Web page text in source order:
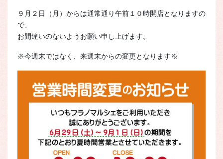
９月２日（月）からは通常通り午前１０時開店となりますの
で、
お間違いのないようお願い申し上げます。
※今週末ではなく、来週末からの変更となります※